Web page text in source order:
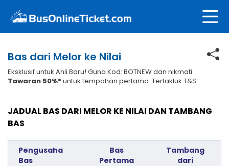
Bas dari Melor ke Nilai
Eksklusif untuk Ahli Baru! Guna Kod: BOTNEW dan nikmati
Tawaran 50%* untuk tempahan pertama. Tertakluk T&S.
JADUAL BAS DARI MELOR KE NILAI DAN TAMBANG
BAS
Pengusaha
Bas
Bas
Pertama
Tambang
dari